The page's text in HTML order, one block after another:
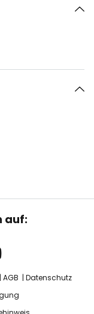
auf:
AGB
Datenschutz